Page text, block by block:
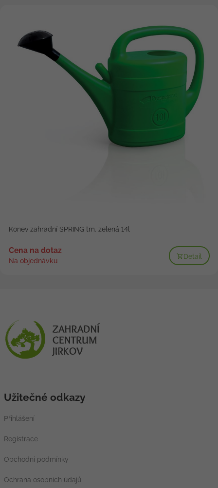
Konev zahradní SPRING tm. zelená 14l
Cena na dotaz
Na objednávku
Detail
Užitečné odkazy
Přihlášení
Registrace
Obchodní podmínky
Ochrana osobních údajů